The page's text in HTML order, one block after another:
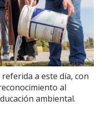
a este día, con
al
ambiental.